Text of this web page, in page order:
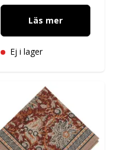
Läs mer
Ej i lager